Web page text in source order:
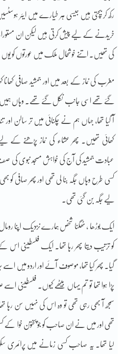
رکھ کر بیچتی ہیں جیسی ہر طیارے میں ایئر
خریدنے کے لیے پیش کرتی ہیں لیکن ان
کی تھیں۔ اتنے خوشحال ملک میں عورتوں کو یوں
مغرب کی نماز کے بعد میں اور جمشید صافی
گئے تھے اسی جانب نکل گئے تھے. وہاں ہمیں
آ گیا تھا، جہاں ہم نے چکنائی میں تر سالن اور
کھائی تھیں۔ پھر عشاء کی نماز پڑھنے کے
عبادت جمشید کی آج کی خواہش مسجد نبوی کی
کسی طرح وہاں جگہ بنا لی تھی اور پھر صافی کو
لیے جگہ بن گئی تھی۔
ایک بوڑھا ، ٹھگنا شخص ہمارے نزدیک اپنا
کو ترتیب دیتا پھر رہا تھا۔ ایک فلسطینی اس کے
گیا۔ پھر کیا تھا، موصوف آئے اور اردو میں
پڑا ہوا تھا تو تم یہاں بیٹھے کیوں۔ فلسطینی اسے
سمجھ آ بھی رہی تھی تو وہ اس کی نہیں سن رہا
تھی اور میں نے ان صاحب کو جو پختون خوا کے
لیا تھا۔ یہ صاحب کسی زمانے میں پرائمری